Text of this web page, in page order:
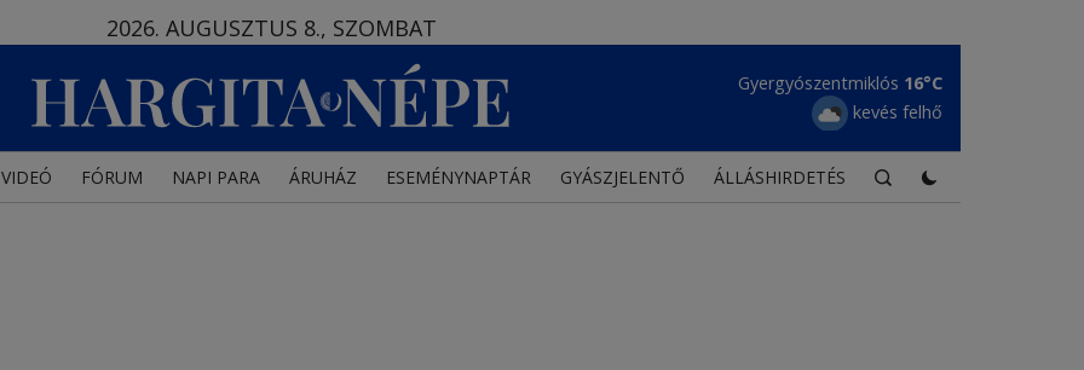
2026. AUGUSZTUS 8., SZOMBAT
Maroshévíz 17°C
kevés felhő
VIDEÓ FÓRUM NAPI PARA ÁRUHÁZ ESEMÉNYNAPTÁR GYÁSZJELENTŐ ÁLLÁSHIRDETÉS